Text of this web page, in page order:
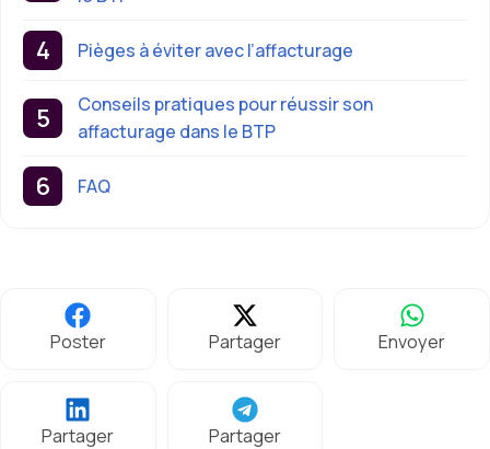
Pièges à éviter avec l’affacturage
Conseils pratiques pour réussir son
affacturage dans le BTP
FAQ
Poster Partager Envoyer
Partager Partager